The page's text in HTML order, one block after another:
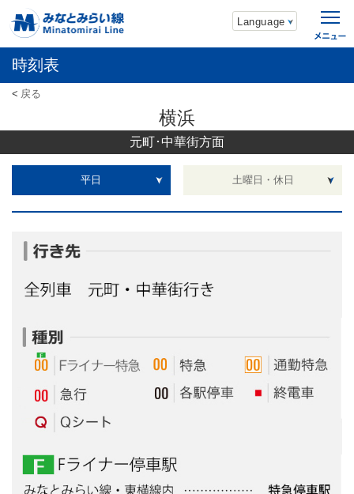
Language
時刻表
戻る
横浜
元町･中華街方面
平日 土曜日・休日